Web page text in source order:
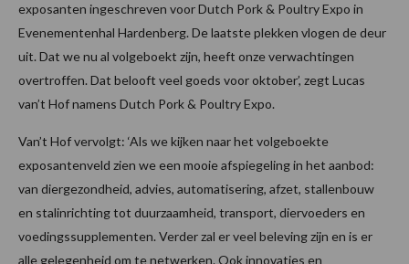
exposanten ingeschreven voor Dutch Pork & Poultry Expo in
Evenementenhal Hardenberg. De laatste plekken vlogen de deur
uit. Dat we nu al volgeboekt zijn, heeft onze verwachtingen
overtroffen. Dat belooft veel goeds voor oktober’, zegt Lucas
van’t Hof namens Dutch Pork & Poultry Expo.
Van’t Hof vervolgt: ‘Als we kijken naar het volgeboekte
exposantenveld zien we een mooie afspiegeling in het aanbod:
van diergezondheid, advies, automatisering, afzet, stallenbouw
en stalinrichting tot duurzaamheid, transport, diervoeders en
voedingssupplementen. Verder zal er veel beleving zijn en is er
alle gelegenheid om te netwerken. Ook innovaties en